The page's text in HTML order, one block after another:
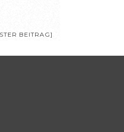
BEITRAG]